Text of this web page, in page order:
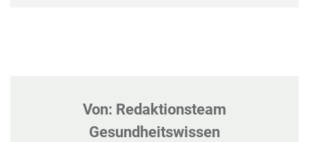
Von: Redaktionsteam
Gesundheitswissen